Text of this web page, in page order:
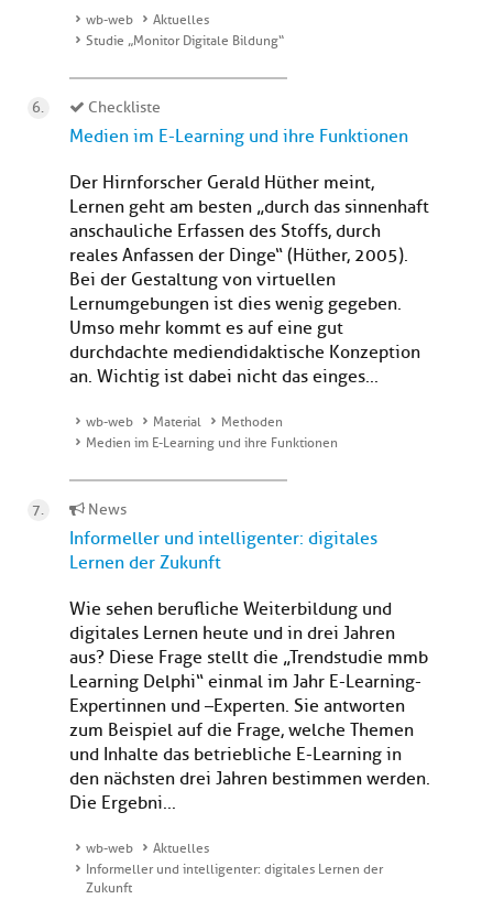
wb-web
Aktuelles
Studie „Monitor Digitale Bildung“
Checkliste
Medien im E-Learning und ihre Funktionen
Der Hirnforscher Gerald Hüther meint,
Lernen geht am besten „durch das sinnenhaft
anschauliche Erfassen des Stoffs, durch
reales Anfassen der Dinge“ (Hüther, 2005).
Bei der Gestaltung von virtuellen
Lernumgebungen ist dies wenig gegeben.
Umso mehr kommt es auf eine gut
durchdachte mediendidaktische Konzeption
an. Wichtig ist dabei nicht das einges...
wb-web Material
Methoden
Medien im E-Learning und ihre Funktionen
News
Informeller und intelligenter: digitales
Lernen der Zukunft
Wie sehen berufliche Weiterbildung und
digitales Lernen heute und in drei Jahren
aus? Diese Frage stellt die „Trendstudie mmb
Learning Delphi“ einmal im Jahr E-Learning-
Expertinnen und –Experten. Sie antworten
zum Beispiel auf die Frage, welche Themen
und Inhalte das betriebliche E-Learning in
den nächsten drei Jahren bestimmen werden.
Die Ergebni...
wb-web
Aktuelles
Informeller und intelligenter: digitales Lernen der
Zukunft